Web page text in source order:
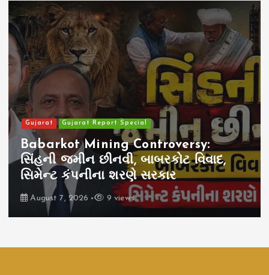
Gujarat Gujarat Report Special
Babarkot Mining Controversy:
સિંહની જમીન છીનવી, બાબરકોટ વિવાદ,
સિમેન્ટ કંપનીના શરણે સરકાર
August 7, 2026 9 views